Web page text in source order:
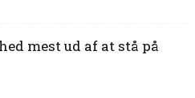
mest ud af at stå på